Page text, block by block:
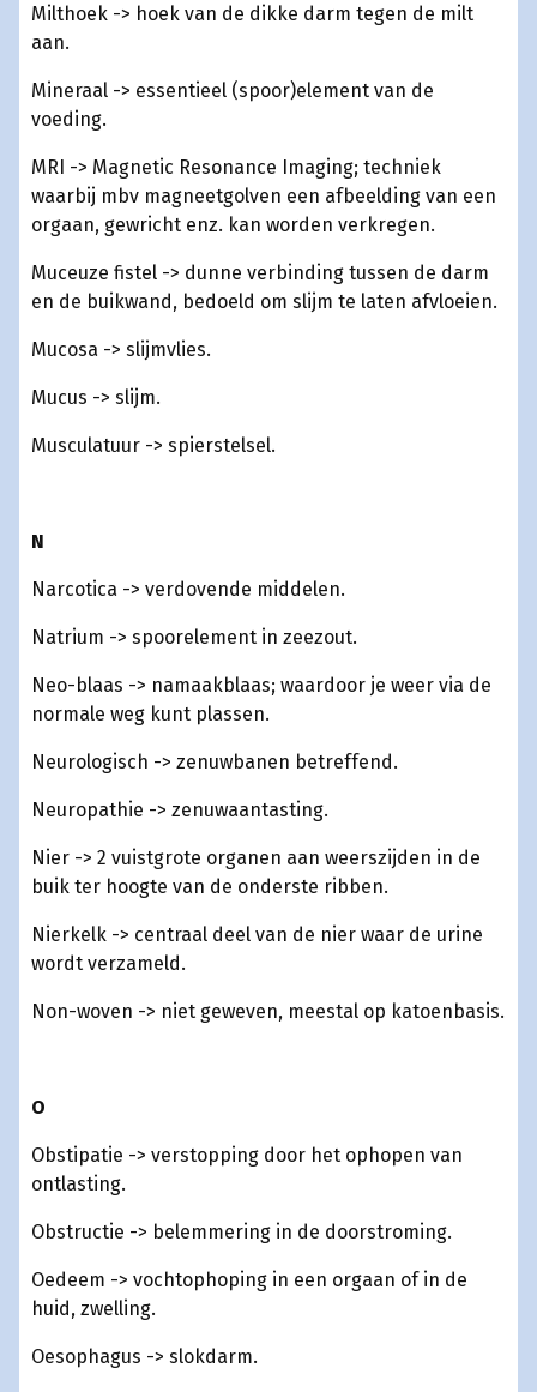
Milthoek -> hoek van de dikke darm tegen de milt
aan.
Mineraal -> essentieel (spoor)element van de
voeding.
MRI -> Magnetic Resonance Imaging; techniek
waarbij mbv magneetgolven een afbeelding van een
orgaan, gewricht enz. kan worden verkregen.
Muceuze fistel -> dunne verbinding tussen de darm
en de buikwand, bedoeld om slijm te laten afvloeien.
Mucosa -> slijmvlies.
Mucus -> slijm.
Musculatuur -> spierstelsel.
N
Narcotica -> verdovende middelen.
Natrium -> spoorelement in zeezout.
Neo-blaas -> namaakblaas; waardoor je weer via de
normale weg kunt plassen.
Neurologisch -> zenuwbanen betreffend.
Neuropathie -> zenuwaantasting.
Nier -> 2 vuistgrote organen aan weerszijden in de
buik ter hoogte van de onderste ribben.
Nierkelk -> centraal deel van de nier waar de urine
wordt verzameld.
Non-woven -> niet geweven, meestal op katoenbasis.
O
Obstipatie -> verstopping door het ophopen van
ontlasting.
Obstructie -> belemmering in de doorstroming.
Oedeem -> vochtophoping in een orgaan of in de
huid, zwelling.
Oesophagus -> slokdarm.